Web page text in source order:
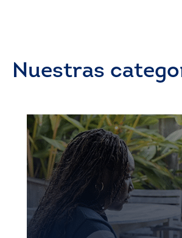
Nuestras